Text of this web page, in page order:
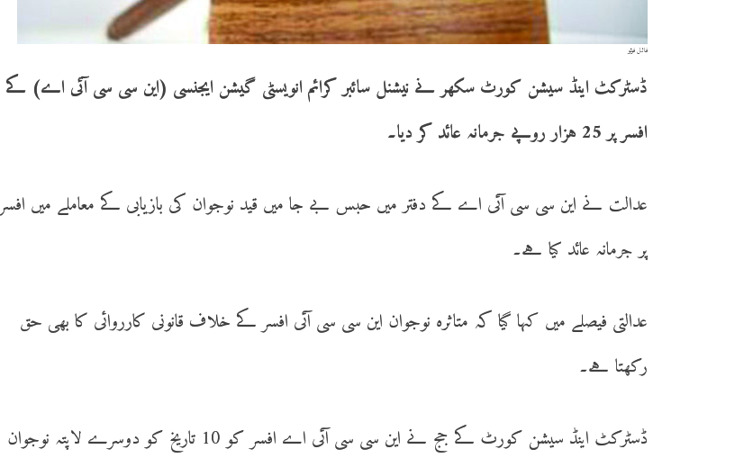
فائل فوٹو
ڈسٹرکٹ اینڈ سیشن کورٹ سکھر نے نیشنل سائبر کرائم انویسٹی گیشن ایجنسی (این سی سی آئی اے) کے
افسر پر 25 ہزار روپے جرمانہ عائد کر دیا۔
عدالت نے این سی سی آئی اے کے دفتر میں حبس بے جا میں قید نوجوان کی بازیابی کے معاملے میں افسر
پر جرمانہ عائد کیا ہے۔
عدالتی فیصلے میں کہا گیا کہ متاثرہ نوجوان این سی سی آئی افسر کے خلاف قانونی کارروائی کا بھی حق
رکھتا ہے۔
ڈسٹرکٹ اینڈ سیشن کورٹ کے جج نے این سی سی آئی اے افسر کو 10 تاریخ کو دوسرے لاپتہ نوجوان